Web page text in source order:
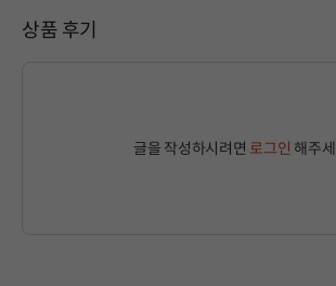
상품 후기
글을 작성하시려면 로그인 해주